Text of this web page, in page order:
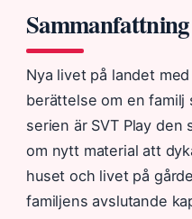
Sammanfattning
Nya livet på landet
berättelse om en
serien är SVT Play
om nytt material att
huset och livet på
familjens avslutande